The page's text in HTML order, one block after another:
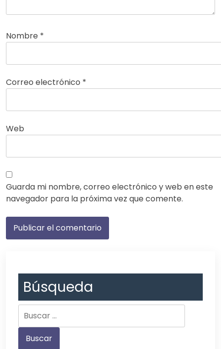
Nombre *
Correo electrónico *
Web
Guarda mi nombre, correo electrónico y web en este
navegador para la próxima vez que comente.
Búsqueda